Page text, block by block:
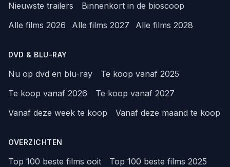
Nieuwste trailers
Binnenkort in de bioscoop
Alle films 2026
Alle films 2027 Alle films 2028
DVD & BLU-RAY
Nu op dvd en blu-ray
Te koop vanaf 2025
Te koop vanaf 2026
Te koop vanaf 2027
Vanaf deze week te koop
Vanaf deze maand te koop
OVERZICHTEN
Top 100 beste films ooit
Top 100 beste films 2025